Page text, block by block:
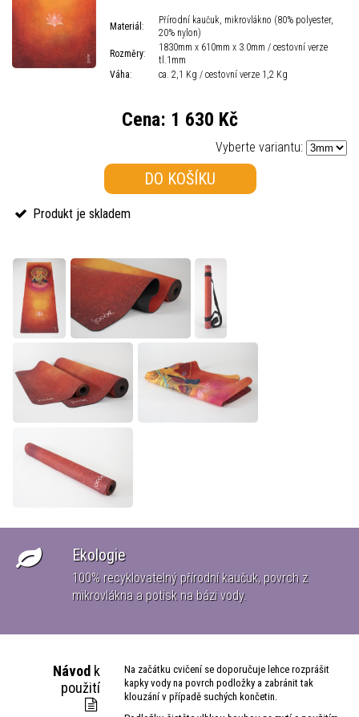
Materiál :
Přírodní kaučuk, mikrovlákno (80% polyester,
20% nylon)
Rozměry:
1830mm x 610mm x 3.0mm / cestovní verze
tl.1mm
Váha: ca. 2,1 Kg / cestovní verze 1,2 Kg
Cena: 1 630 Kč
Vyberte variantu:
DO KOŠÍKU
Produkt je skladem
Ekologie
100% recyklovatelný přírodní kaučuk, povrch z
mikrovlákna a potisk na bázi vody.
Návod k
použití
Na začátku cvičení se doporučuje lehce rozprášit
kapky vody na povrch podložky a zabránit tak
klouzání v případě suchých končetin.